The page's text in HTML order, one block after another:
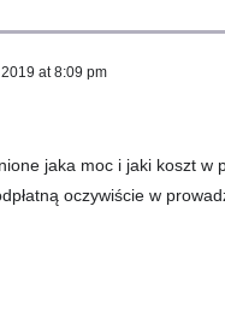
at 8:09 pm
jaka moc i jaki koszt w
oczywiście w